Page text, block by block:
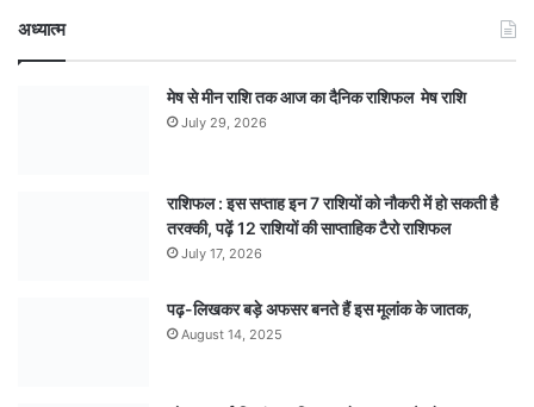
अध्यात्म
मेष से मीन राशि तक आज का दैनिक राशिफल मेष राशि
July 29, 2026
राशिफल : इस सप्ताह इन 7 राशियों को नौकरी में हो सकती है
तरक्की, पढ़ें 12 राशियों की साप्ताहिक टैरो राशिफल
July 17, 2026
पढ़-लिखकर बड़े अफसर बनते हैं इस मूलांक के जातक,
August 14, 2025